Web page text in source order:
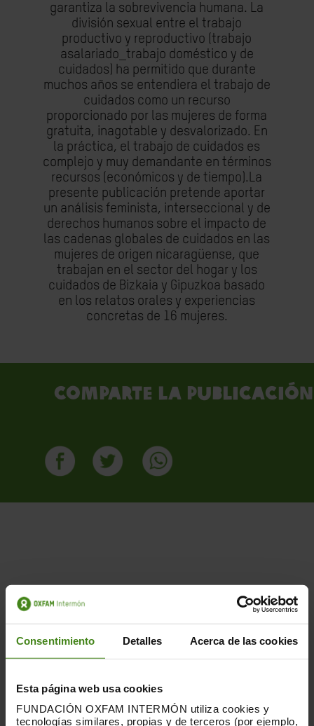
Consentimiento Detalles Acerca de las cookies
Esta página web usa cookies
FUNDACIÓN OXFAM INTERMÓN utiliza cookies y
tecnologías similares, propias y de terceros (por ejemplo,
garantiza la sobrevivencia humana. La
división sexual entre el trabajo
productivo y reproductivo (trabajo
asalariado_trabajo doméstico y de
cuidados) ha permitido que durante
muchos años se entendiera el trabajo de
cuidados como un recurso
proporcionado por las mujeres de forma
gratuita, inagotable y desvalorizado. En
la práctica, el trabajo de cuidados es
complejo y muy demandante en términos
recursos (económicos y de tiempo).La
presente publicación pretende aportar
un análisis feminista, interseccional y de
derechos humanos sobre el impacto de
las cadenas globales de cuidados en las
mujeres de origen nicaragüense, que
trabajan en el sector del hogar y los
cuidados de Bizkaia y Gipuzkoa basado
en los relatos orales y experiencias
concretas de 16 mujeres.
Comparte la publicación
PUBLICACIONES RELACIONADAS